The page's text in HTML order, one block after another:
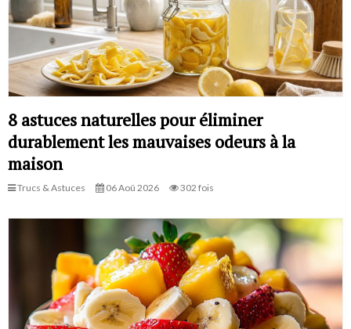
8 astuces naturelles pour éliminer
durablement les mauvaises odeurs à la
maison
Trucs & Astuces 06 Aoû 2026 302 fois